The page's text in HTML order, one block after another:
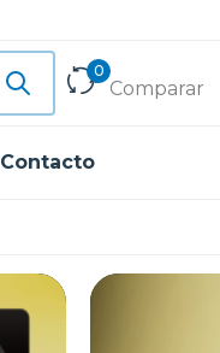
0
Comparar
Contacto